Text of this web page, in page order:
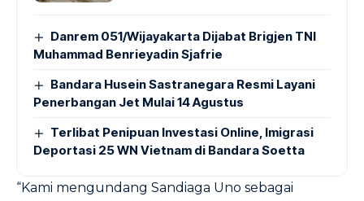
Danrem 051/Wijayakarta Dijabat Brigjen TNI
Muhammad Benrieyadin Sjafrie
Bandara Husein Sastranegara Resmi Layani
Penerbangan Jet Mulai 14 Agustus
Terlibat Penipuan Investasi Online, Imigrasi
Deportasi 25 WN Vietnam di Bandara Soetta
“Kami mengundang Sandiaga Uno sebagai